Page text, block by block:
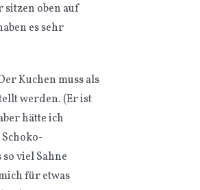
oben auf
es sehr
Kuchen muss als
werden. (Er ist
hätte ich
Schoko-
viel Sahne
für etwas